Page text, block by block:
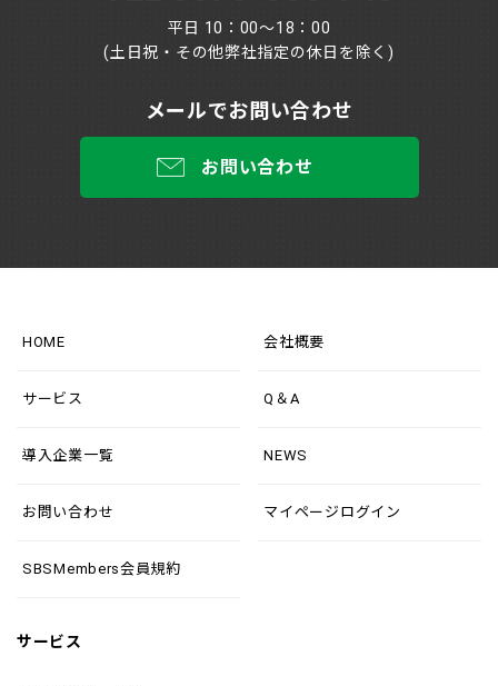
平日 10：00～18：00
(土日祝・その他弊社指定の休日を除く)
メールでお問い合わせ
お問い合わせ
HOME 会社概要
サービス Q＆A
導入企業一覧 NEWS
お問い合わせ マイページログイン
SBSMembers会員規約
サービス